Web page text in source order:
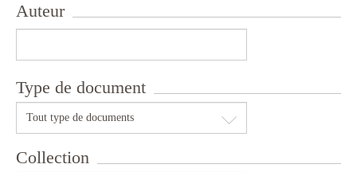
Auteur
Type de document
Tout type de documents
Collection